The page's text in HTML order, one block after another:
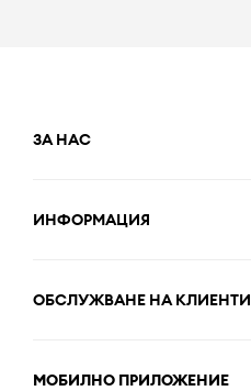
ЗА НАС
ИНФОРМАЦИЯ
ОБСЛУЖВАНЕ НА КЛИЕНТИ
МОБИЛНО ПРИЛОЖЕНИЕ